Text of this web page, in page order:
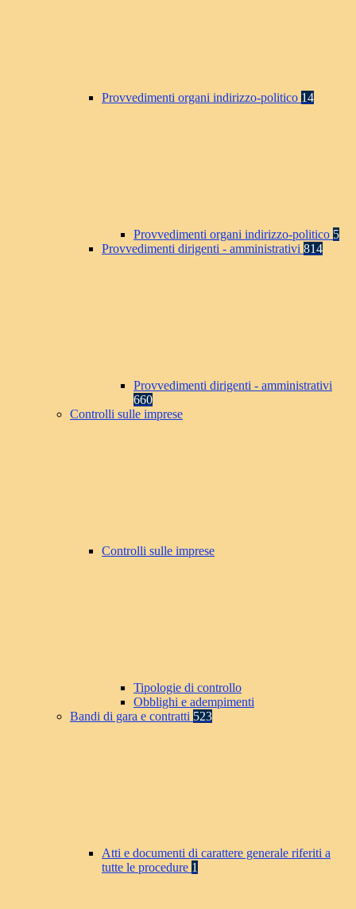
Provvedimenti organi indirizzo-politico 14
Provvedimenti organi indirizzo-politico 5
Provvedimenti dirigenti - amministrativi 814
Provvedimenti dirigenti - amministrativi
660
Controlli sulle imprese
Controlli sulle imprese
Tipologie di controllo
Obblighi e adempimenti
Bandi di gara e contratti 523
Atti e documenti di carattere generale riferiti a
tutte le procedure 1